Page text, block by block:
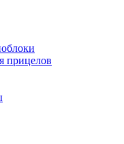
прицелов